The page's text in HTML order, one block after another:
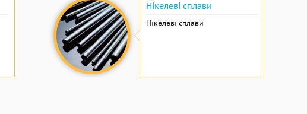
Нікелеві сплави
Нікелеві сплави